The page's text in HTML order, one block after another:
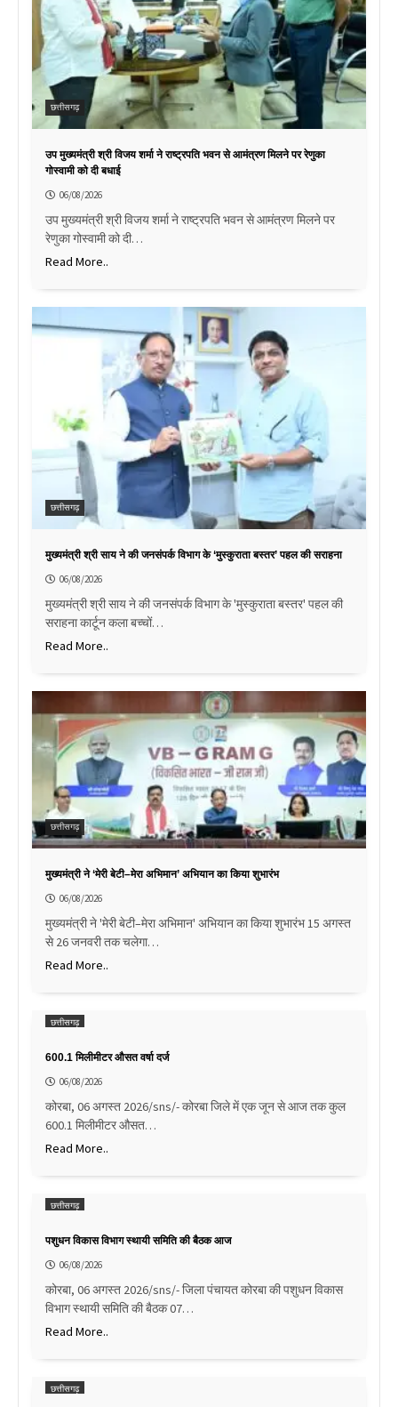
छत्तीसगढ़
उप मुख्यमंत्री श्री विजय शर्मा ने राष्ट्रपति भवन से आमंत्रण मिलने पर रेणुका
गोस्वामी को दी बधाई
06/08/2026
उप मुख्यमंत्री श्री विजय शर्मा ने राष्ट्रपति भवन से आमंत्रण मिलने पर
रेणुका गोस्वामी को दी…
Read More..
छत्तीसगढ़
मुख्यमंत्री श्री साय ने की जनसंपर्क विभाग के ‘मुस्कुराता बस्तर’ पहल की सराहना
06/08/2026
मुख्यमंत्री श्री साय ने की जनसंपर्क विभाग के 'मुस्कुराता बस्तर' पहल की
सराहना कार्टून कला बच्चों…
Read More..
छत्तीसगढ़
मुख्यमंत्री ने ‘मेरी बेटी–मेरा अभिमान’ अभियान का किया शुभारंभ
06/08/2026
मुख्यमंत्री ने 'मेरी बेटी–मेरा अभिमान' अभियान का किया शुभारंभ 15 अगस्त
से 26 जनवरी तक चलेगा…
Read More..
छत्तीसगढ़
600.1 मिलीमीटर औसत वर्षा दर्ज
06/08/2026
कोरबा, 06 अगस्त 2026/sns/- कोरबा जिले में एक जून से आज तक कुल
600.1 मिलीमीटर औसत…
Read More..
छत्तीसगढ़
पशुधन विकास विभाग स्थायी समिति की बैठक आज
06/08/2026
कोरबा, 06 अगस्त 2026/sns/- जिला पंचायत कोरबा की पशुधन विकास
विभाग स्थायी समिति की बैठक 07…
Read More..
छत्तीसगढ़